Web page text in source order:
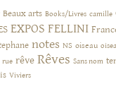
Beaux arts Books/Livres camille
EXPOS FELLINI
notes NS oiseau
rue rêve Rêves Sans nom
Viviers